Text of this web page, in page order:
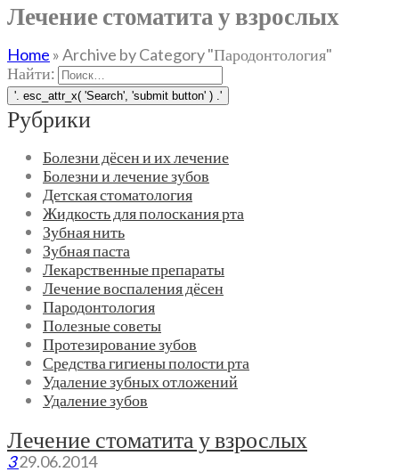
Лечение стоматита у взрослых
Home »Archive by Category "Пародонтология"
Найти:
Рубрики
Болезни дёсен и их лечение
Болезни и лечение зубов
Детская стоматология
Жидкость для полоскания рта
Зубная нить
Зубная паста
Лекарственные препараты
Лечение воспаления дёсен
Пародонтология
Полезные советы
Протезирование зубов
Средства гигиены полости рта
Удаление зубных отложений
Удаление зубов
Лечение стоматита у взрослых
329.06.2014